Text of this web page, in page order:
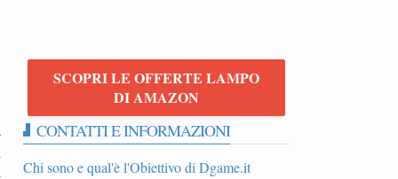
SCOPRI LE OFFERTE LAMPO
DI AMAZON
CONTATTI E INFORMAZIONI
Chi sono e qual'è l'Obiettivo di Dgame.it